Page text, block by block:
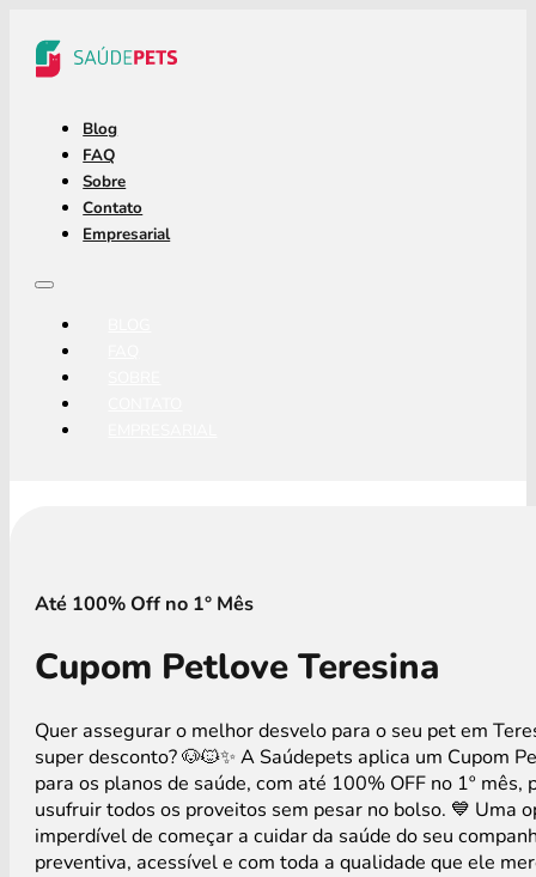
Blog
FAQ
Sobre
Contato
Empresarial
Até 100% Off no 1° Mês
Cupom Petlove Teresina
Quer assegurar o melhor desvelo para o seu pet em
super desconto? 🐶🐱✨ A Saúdepets aplica um Cupom
para os planos de saúde, com até 100% OFF no 1º mês,
usufruir todos os proveitos sem pesar no bolso. 💙 Uma
imperdível de começar a cuidar da saúde do seu
preventiva, acessível e com toda a qualidade que ele